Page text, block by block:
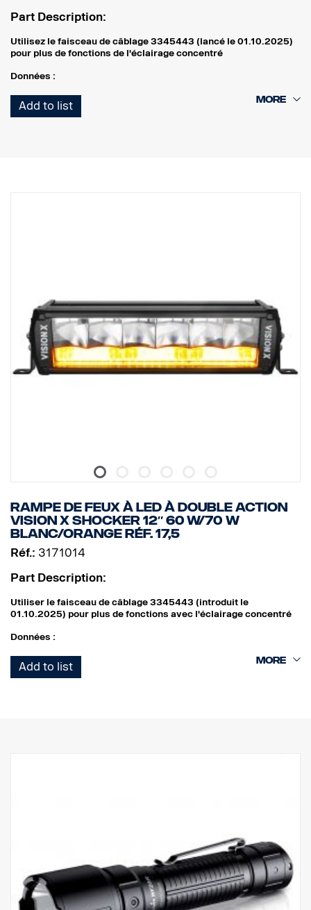
Part Description:
Utilisez le faisceau de câblage 3345443 (lancé le 01.10.2025)
pour plus de fonctions de l'éclairage concentré
Données :
Largeur : 304 mm
Hauteur (avec support) : 97 mm
Add to list
RAMPE DE FEUX À LED À DOUBLE ACTION
VISION X SHOCKER 12″ 60 W/70 W
BLANC/ORANGE RÉF. 17,5
Réf.: 3171014
Part Description:
Utiliser le faisceau de câblage 3345443 (introduit le
01.10.2025) pour plus de fonctions avec l'éclairage concentré
Données :
Largeur : 304 mm
Hauteur (avec support) : 97 mm
Add to list